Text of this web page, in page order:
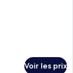
Voir les prix